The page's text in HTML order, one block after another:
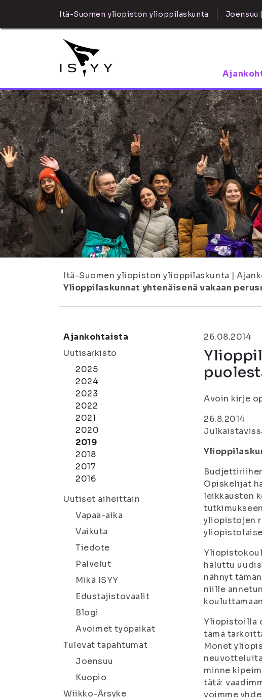
Itä-Suomen yliopiston ylioppilaskunta Joensuu
Itä-Suomen yliopiston ylioppilaskunta |
Ylioppilaskunnat yhtenäisenä vakaan
Ajankohtaista
Uutisarkisto
2025
2024
2023
2022
2021
2020
2019
2018
2017
2016
Uutiset aiheittain
Vapaa-aika
Vaikuta
Tiedote
Palvelut
Mikä ISYY
Edustajistovaalit
Blogi
Avoimet työpaikat
Tulevat tapahtumat
Joensuu
Kuopio
Wiikko-Ärsyke
26.08.2014
Avoin kirje
26.8.2014
Opiskelijat
leikkausten
yliopistojen
haluttu
nähnyt
niille
Yliopistoilla
tämä
Monet
minne
tätä:
voimme